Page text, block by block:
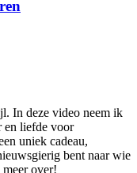
In deze video neem ik
en liefde voor
uniek cadeau,
bent naar wie
over!